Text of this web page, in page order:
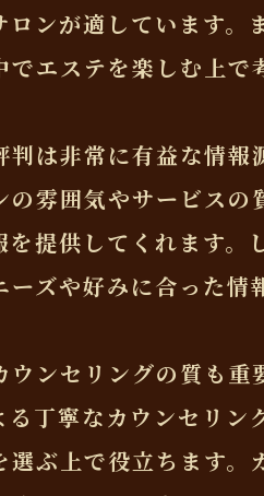
ンが適しています。
エステを楽しむ上で
は非常に有益な情報
雰囲気やサービスの
提供してくれます。
ズや好みに合った情
ンセリングの質も重
丁寧なカウンセリン
ぶ上で役立ちます。